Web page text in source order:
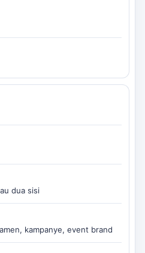
dua sisi
kampanye, event brand